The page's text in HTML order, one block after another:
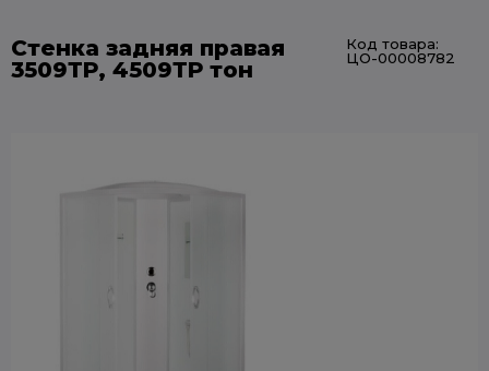
Стенка задняя правая
3509ТР, 4509ТР тон
Код товара:
ЦО-00008782